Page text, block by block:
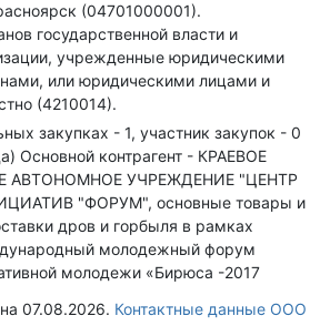
(04701000001).
государственной власти и
учрежденные юридическими
или юридическими лицами и
(4210014).
закупках - 1, участник закупок - 0
Основной контрагент - КРАЕВОЕ
АВТОНОМНОЕ УЧРЕЖДЕНИЕ "ЦЕНТР
"ФОРУМ", основные товары и
дров и горбыля в рамках
молодежный форум
молодежи «Бирюса -2017
07.08.2026. Контактные данные ООО